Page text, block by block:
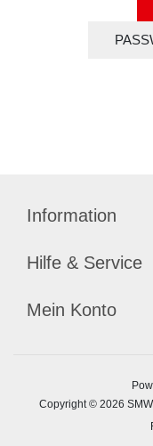
Information
Hilfe & Service
Mein Konto
Copyright © 2026